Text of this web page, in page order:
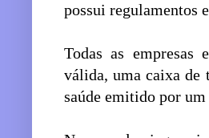
possui regulamentos
Todas as empresas
válida, uma caixa de
saúde emitido por